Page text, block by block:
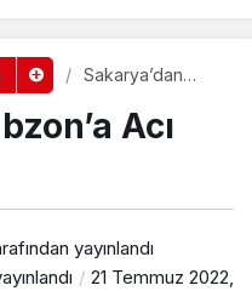
Sakarya’dan
HaberAcı
yayınlandı
21 Temmuz 2022,